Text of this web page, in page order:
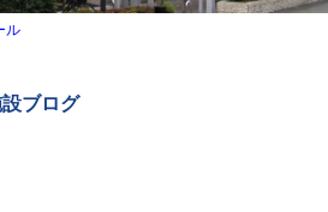
ル
ブログ